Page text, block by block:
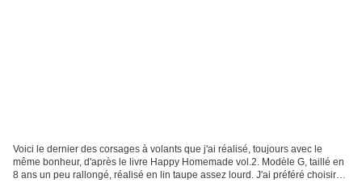
Voici le dernier des corsages à volants que j'ai réalisé, toujours avec le
même bonheur, d'après le livre Happy Homemade vol.2. Modèle G, taillé en
8 ans un peu rallongé, réalisé en lin taupe assez lourd. J'ai préféré choisir